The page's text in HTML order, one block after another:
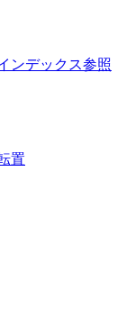
ンデックス参照
置